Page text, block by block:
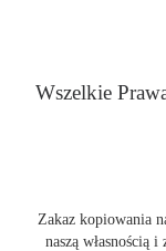
Wszelkie
Zakaz kopiowania
naszą własnością